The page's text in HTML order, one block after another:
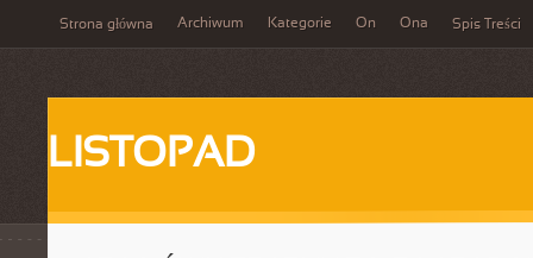
Strona główna Archiwum Kategorie On Ona Spis Treści
LISTOPAD